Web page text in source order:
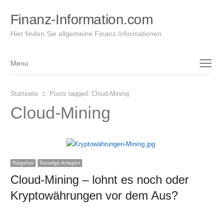
Finanz-Information.com
Hier finden Sie allgemeine Finanz Informationen
Menu
Menu
Startseite Posts tagged: Cloud-Mining
Cloud-Mining
Ratgeber Sonstige Anlagen
Cloud-Mining – lohnt es noch oder
Kryptowährungen vor dem Aus?